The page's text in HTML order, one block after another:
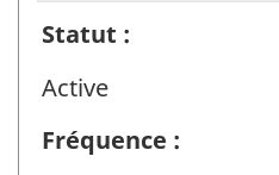
Statut :
Active
Fréquence :